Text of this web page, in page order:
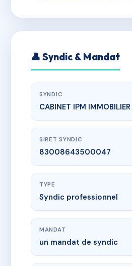
👤 Syndic & Mandat
SYNDIC
CABINET IPM IMMOBILIER
SIRET SYNDIC
83008643500047
TYPE
Syndic professionnel
MANDAT
un mandat de syndic